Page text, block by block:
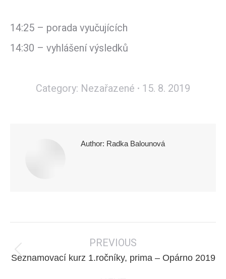
14:25 – porada vyučujících
14:30 – vyhlášení výsledků
Category: Nezařazené 15. 8. 2019
Author: Radka Balounová
navigation
PREVIOUS
Previous
Seznamovací kurz 1.ročníky, prima – Opárno 2019